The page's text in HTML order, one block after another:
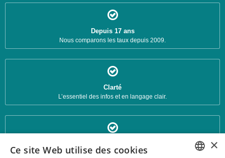
Depuis 17 ans
Nous comparons les taux depuis 2009.
Clarté
L’essentiel des infos et en langage clair.
Chaque banque a sa fiche détaillée.
×
Ce site Web utilise des cookies